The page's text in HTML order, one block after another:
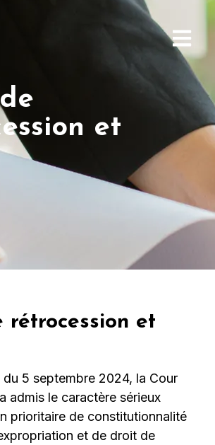
et
rétrocession et
du 5 septembre 2024, la Cour
admis le caractère sérieux
prioritaire de constitutionnalité
et de droit de